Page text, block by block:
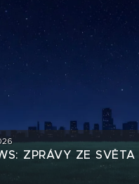
ZPRÁVY ZE SVĚTA